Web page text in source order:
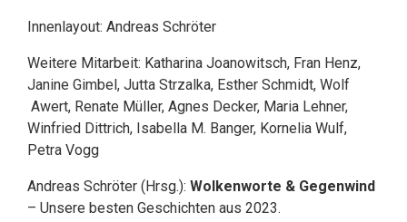
Innenlayout: Andreas Schröter
Weitere Mitarbeit: Katharina Joanowitsch, Fran Henz,
Janine Gimbel, Jutta Strzalka, Esther Schmidt, Wolf
Awert, Renate Müller, Agnes Decker, Maria Lehner,
Winfried Dittrich, Isabella M. Banger, Kornelia Wulf,
Petra Vogg
Andreas Schröter (Hrsg.): Wolkenworte & Gegenwind
– Unsere besten Geschichten aus 2023.